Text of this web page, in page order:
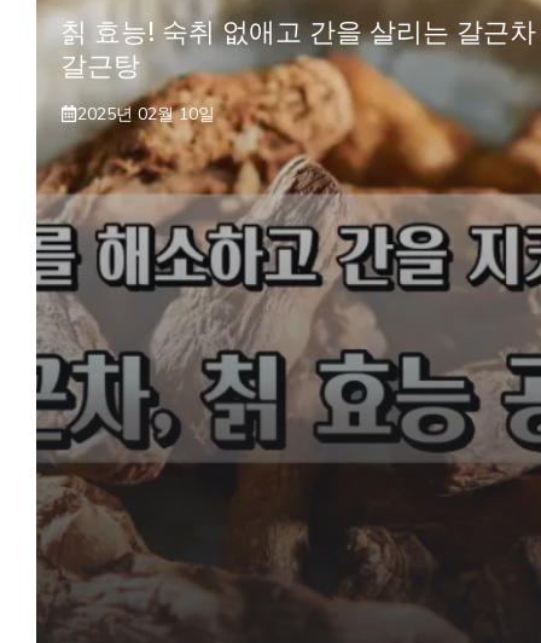
칡 효능! 숙취 없애고 간을 살리는 갈근차
갈근탕
2025년 02월 10일